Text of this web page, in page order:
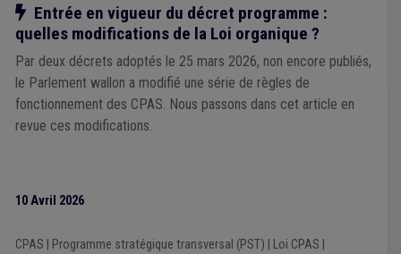
Notre action
Entrée en vigueur du décret programme :
quelles modifications de la Loi organique ?
Par deux décrets adoptés le 25 mars 2026, non encore publiés,
le Parlement wallon a modifié une série de règles de
fonctionnement des CPAS. Nous passons dans cet article en
revue ces modifications.
10 Avril 2026
CPAS Programme stratégique transversal (PST) Loi CPAS